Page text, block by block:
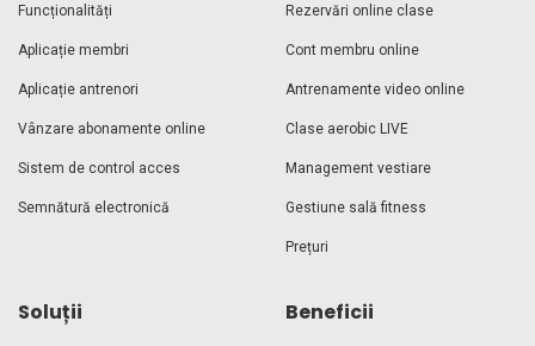
Funcționalități
Aplicație membri
Aplicație antrenori
Vânzare abonamente online
Sistem de control acces
Semnătură electronică
Rezervări online clase
Cont membru online
Antrenamente video online
Clase aerobic LIVE
Management vestiare
Gestiune sală fitness
Prețuri
Soluții Beneficii